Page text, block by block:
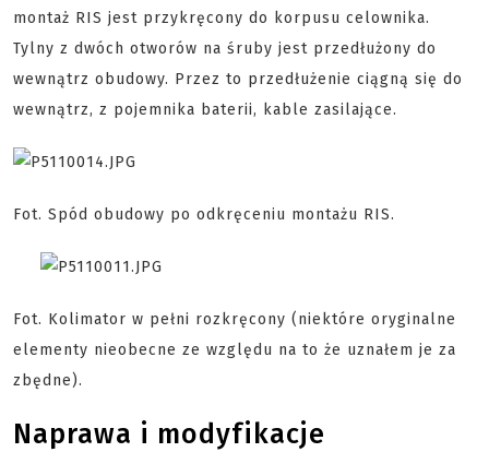
montaż RIS jest przykręcony do korpusu celownika.
Tylny z dwóch otworów na śruby jest przedłużony do
wewnątrz obudowy. Przez to przedłużenie ciągną się do
wewnątrz, z pojemnika baterii, kable zasilające.
Fot. Spód obudowy po odkręceniu montażu RIS.
Fot. Kolimator w pełni rozkręcony (niektóre oryginalne
elementy nieobecne ze względu na to że uznałem je za
zbędne).
Naprawa i modyfikacje